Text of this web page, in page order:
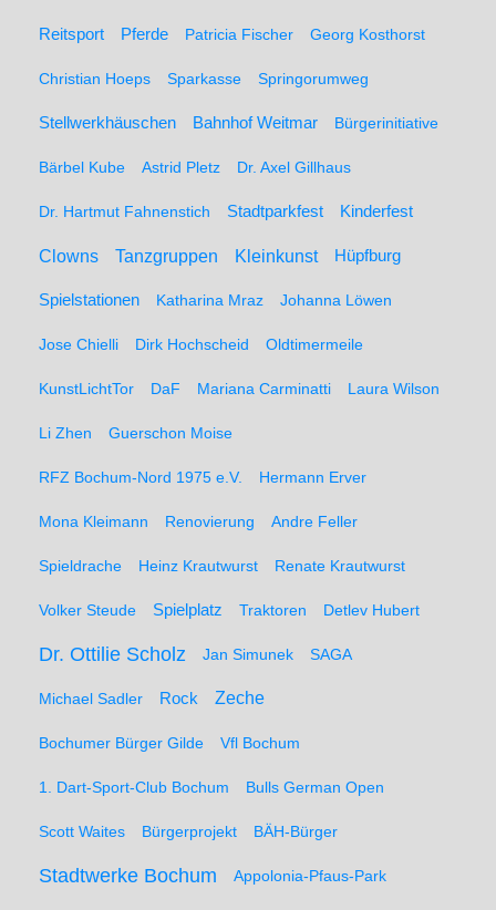
Reitsport Pferde Patricia Fischer Georg Kosthorst
Christian Hoeps Sparkasse Springorumweg
Stellwerkhäuschen Bahnhof Weitmar Bürgerinitiative
Bärbel Kube Astrid Pletz Dr. Axel Gillhaus
Dr. Hartmut Fahnenstich Stadtparkfest Kinderfest
Clowns Tanzgruppen Kleinkunst Hüpfburg
Spielstationen Katharina Mraz Johanna Löwen
Jose Chielli Dirk Hochscheid Oldtimermeile
KunstLichtTor DaF Mariana Carminatti Laura Wilson
Li Zhen Guerschon Moise
RFZ Bochum-Nord 1975 e.V. Hermann Erver
Mona Kleimann Renovierung Andre Feller
Spieldrache Heinz Krautwurst Renate Krautwurst
Volker Steude Spielplatz Traktoren Detlev Hubert
Dr. Ottilie Scholz Jan Simunek SAGA
Michael Sadler Rock Zeche
Bochumer Bürger Gilde Vfl Bochum
1. Dart-Sport-Club Bochum Bulls German Open
Scott Waites Bürgerprojekt BÄH-Bürger
Stadtwerke Bochum Appolonia-Pfaus-Park